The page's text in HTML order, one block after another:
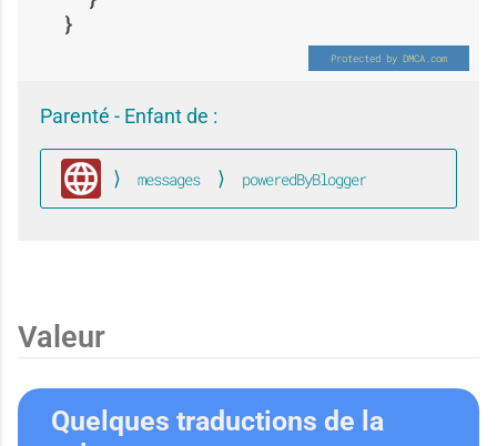
n
o
p
é
i
x
p
u
i
Parenté - Enfant de :
Global
messages poweredByBlogger
Valeur
Quelques traductions de la